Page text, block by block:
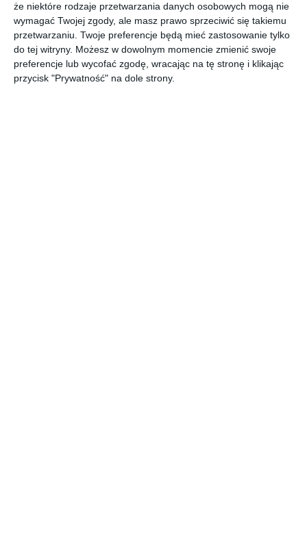
że niektóre rodzaje przetwarzania danych osobowych mogą nie
wymagać Twojej zgody, ale masz prawo sprzeciwić się takiemu
przetwarzaniu. Twoje preferencje będą mieć zastosowanie tylko
do tej witryny. Możesz w dowolnym momencie zmienić swoje
preferencje lub wycofać zgodę, wracając na tę stronę i klikając
przycisk "Prywatność" na dole strony.
Aranżacja nowoczesnego mieszkania z geometrycznymi
płytkami w roli głównej.
POKAŻ WIĘCEJ
AUTOR:OES architekci